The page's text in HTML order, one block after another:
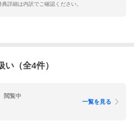
詳細は内訳でご確認ください。
い（全4件）
閲覧中
一覧を見る